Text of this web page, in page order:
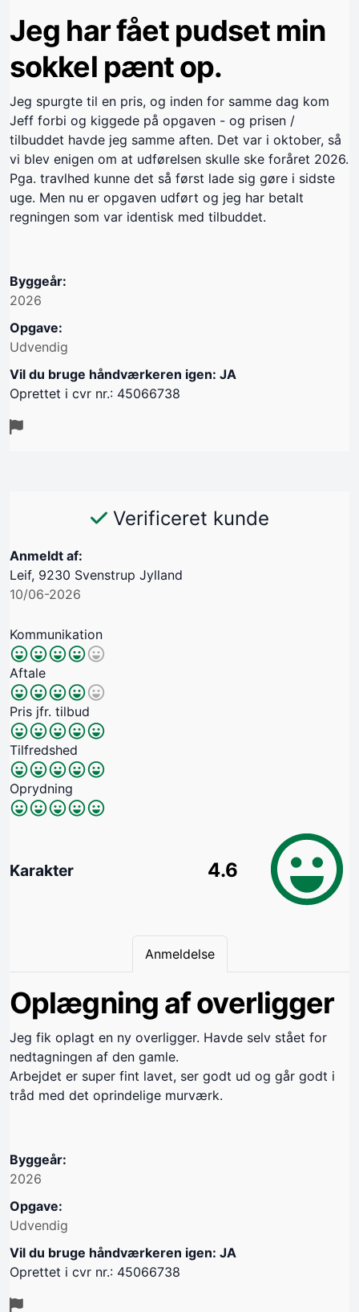
Jeg har fået pudset min
sokkel pænt op.
Jeg spurgte til en pris, og inden for samme dag kom
Jeff forbi og kiggede på opgaven - og prisen /
tilbuddet havde jeg samme aften. Det var i oktober, så
vi blev enigen om at udførelsen skulle ske foråret 2026.
Pga. travlhed kunne det så først lade sig gøre i sidste
uge. Men nu er opgaven udført og jeg har betalt
regningen som var identisk med tilbuddet.
Byggeår:
2026
Opgave:
Udvendig
Vil du bruge håndværkeren igen: JA
Oprettet i cvr nr.: 45066738
Verificeret kunde
Anmeldt af:
Leif, 9230 Svenstrup Jylland
10/06-2026
Kommunikation
Aftale
Pris jfr. tilbud
Tilfredshed
Oprydning
Karakter 4.6
Anmeldelse
Oplægning af overligger
Jeg fik oplagt en ny overligger. Havde selv stået for
nedtagningen af den gamle.
Arbejdet er super fint lavet, ser godt ud og går godt i
tråd med det oprindelige murværk.
Byggeår:
2026
Opgave:
Udvendig
Vil du bruge håndværkeren igen: JA
Oprettet i cvr nr.: 45066738